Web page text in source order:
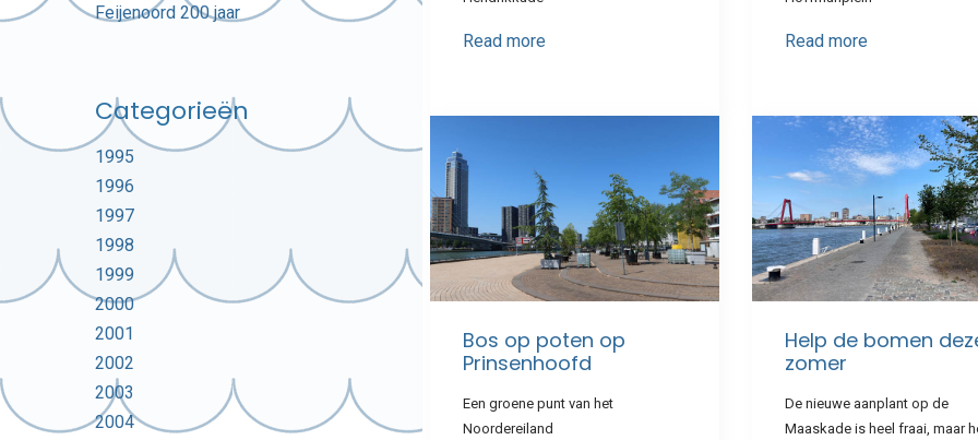
Read more Read more
Bos op poten op
Prinsenhoofd
Een groene punt van het
Noordereiland
Help de bomen
zomer
De nieuwe aanplant op de
Maaskade is heel fraai, maar
Feijenoord 200 jaar
Categorieën
1995
1996
1997
1998
1999
2000
2001
2002
2003
2004